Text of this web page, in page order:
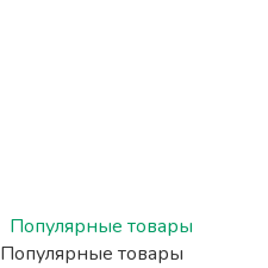
Популярные товары